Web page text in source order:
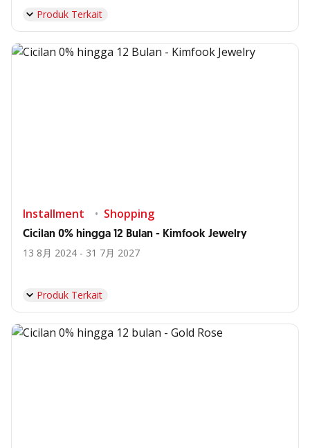
Produk Terkait
Installment Shopping
Cicilan 0% hingga 12 Bulan - Kimfook Jewelry
13 8月 2024 - 31 7月 2027
Produk Terkait